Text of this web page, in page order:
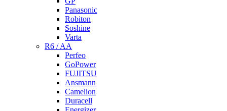
Panasonic
Robiton
Soshine
Varta
R6 / AA
Perfeo
GoPower
FUJITSU
Ansmann
Camelion
Duracell